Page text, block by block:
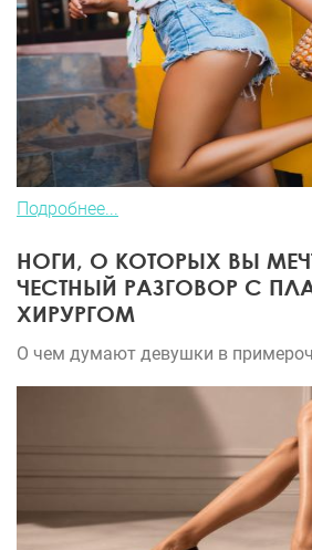
Подробнее...
НОГИ, О КОТОРЫХ ВЫ
ЧЕСТНЫЙ РАЗГОВОР С
ХИРУРГОМ
О чем думают девушки в